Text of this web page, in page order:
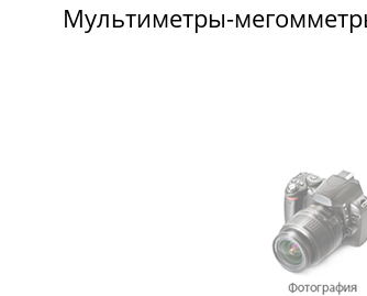
Мультиметры-